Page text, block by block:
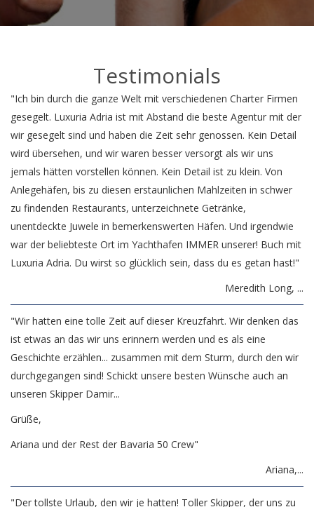
Testimonials
"Ich bin durch die ganze Welt mit verschiedenen Charter Firmen
gesegelt. Luxuria Adria ist mit Abstand die beste Agentur mit der
wir gesegelt sind und haben die Zeit sehr genossen. Kein Detail
wird übersehen, und wir waren besser versorgt als wir uns
jemals hätten vorstellen können. Kein Detail ist zu klein. Von
Anlegehäfen, bis zu diesen erstaunlichen Mahlzeiten in schwer
zu findenden Restaurants, unterzeichnete Getränke,
unentdeckte Juwele in bemerkenswerten Häfen. Und irgendwie
war der beliebteste Ort im Yachthafen IMMER unserer! Buch mit
Luxuria Adria. Du wirst so glücklich sein, dass du es getan hast!"
Meredith Long, ...
"Wir hatten eine tolle Zeit auf dieser Kreuzfahrt. Wir denken das
ist etwas an das wir uns erinnern werden und es als eine
Geschichte erzählen... zusammen mit dem Sturm, durch den wir
durchgegangen sind! Schickt unsere besten Wünsche auch an
unseren Skipper Damir...
Grüße,
Ariana und der Rest der Bavaria 50 Crew"
Ariana,...
"Der tollste Urlaub, den wir je hatten! Toller Skipper, der uns zu